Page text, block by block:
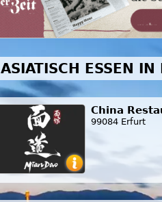
ASIATISCH ESSEN IN
China
99084 Erfurt